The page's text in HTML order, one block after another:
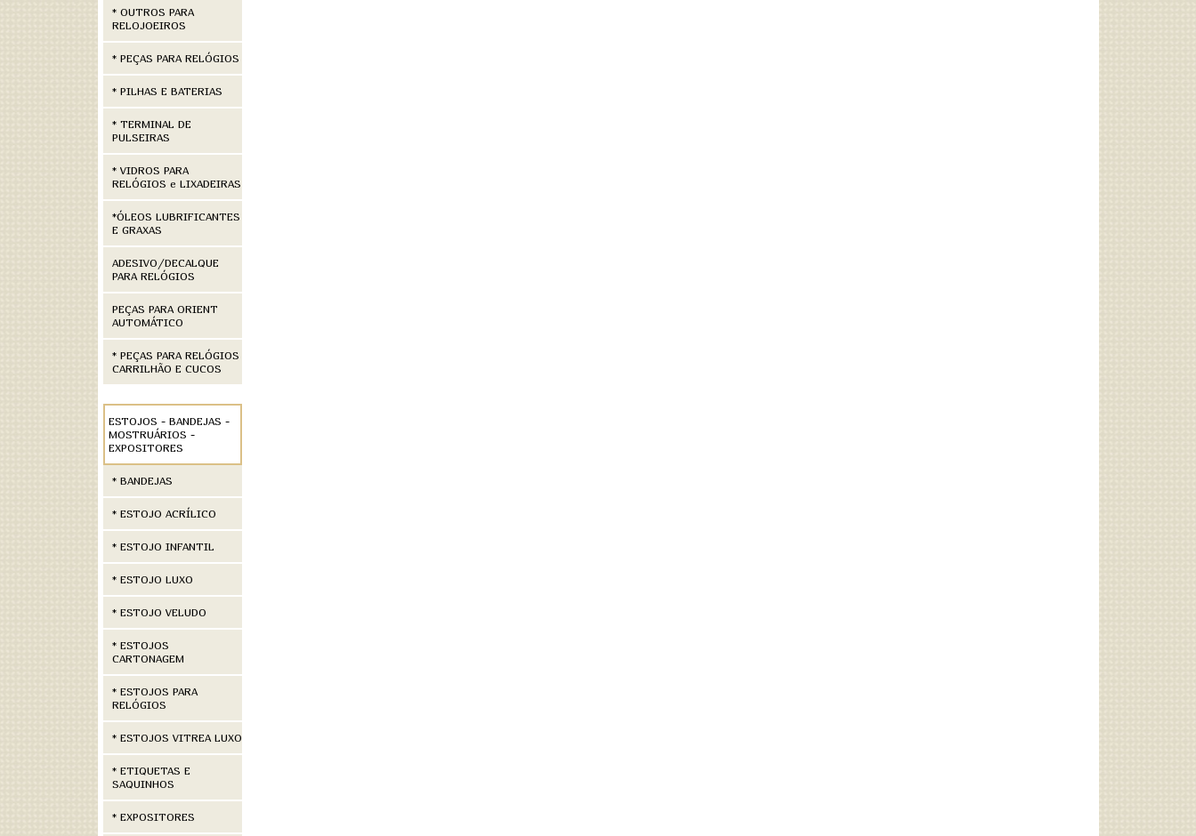
* OUTROS PARA
RELOJOEIROS
* PEÇAS PARA RELÓGIOS
* PILHAS E BATERIAS
* TERMINAL DE
PULSEIRAS
* VIDROS PARA
RELÓGIOS e LIXADEIRAS
*ÓLEOS LUBRIFICANTES
E GRAXAS
ADESIVO/DECALQUE
PARA RELÓGIOS
PEÇAS PARA ORIENT
AUTOMÁTICO
* PEÇAS PARA RELÓGIOS
CARRILHÃO E CUCOS
ESTOJOS - BANDEJAS -
MOSTRUÁRIOS -
EXPOSITORES
* BANDEJAS
* ESTOJO ACRÍLICO
* ESTOJO INFANTIL
* ESTOJO LUXO
* ESTOJO VELUDO
* ESTOJOS
CARTONAGEM
* ESTOJOS PARA
RELÓGIOS
* ESTOJOS VITREA LUXO
* ETIQUETAS E
SAQUINHOS
* EXPOSITORES